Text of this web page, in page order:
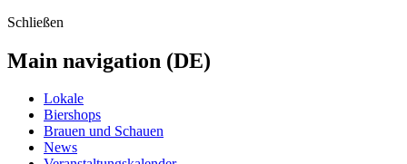
Schließen
Main navigation (DE)
Lokale
Biershops
Brauen und Schauen
News